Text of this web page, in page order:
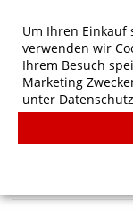
B&C
Um Ihren Einkauf
verwenden wir
Ihrem Besuch
Marketing
unter